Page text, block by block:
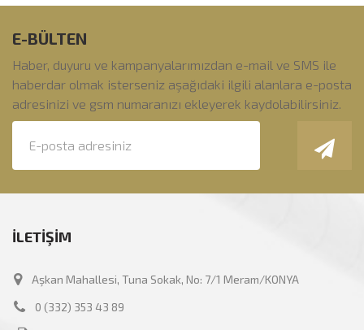
E-BÜLTEN
Haber, duyuru ve kampanyalarımızdan e-mail ve SMS ile
haberdar olmak isterseniz aşağıdaki ilgili alanlara e-posta
adresinizi ve gsm numaranızı ekleyerek kaydolabilirsiniz.
İLETİŞİM
Aşkan Mahallesi, Tuna Sokak, No: 7/1 Meram/KONYA
0 (332) 353 43 89